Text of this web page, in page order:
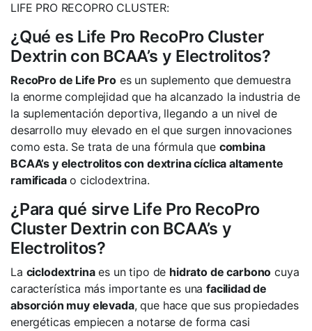
LIFE PRO RECOPRO CLUSTER:
¿Qué es Life Pro RecoPro Cluster
Dextrin con BCAA’s y Electrolitos?
RecoPro de Life Proes un suplemento que demuestra
la enorme complejidad que ha alcanzado la industria de
la suplementación deportiva, llegando a un nivel de
desarrollo muy elevado en el que surgen innovaciones
como esta. Se trata de una fórmula que combina
BCAA’s y electrolitos con dextrina cíclica altamente
ramificadao ciclodextrina.
¿Para qué sirve Life Pro RecoPro
Cluster Dextrin con BCAA’s y
Electrolitos?
La ciclodextrinaes un tipo de hidrato de carbono cuya
característica más importante es unafacilidad de
absorción muy elevada, que hace que sus propiedades
energéticas empiecen a notarse de forma casi